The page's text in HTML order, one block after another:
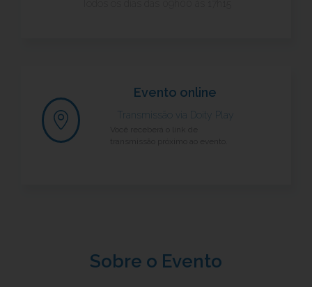
Evento online
Transmissão via Doity Play
Sobre o Evento